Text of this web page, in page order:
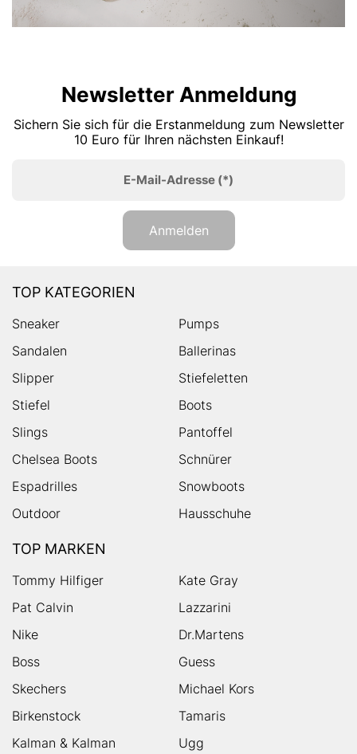
Newsletter Anmeldung
Sichern Sie sich für die Erstanmeldung zum Newsletter
10 Euro für Ihren nächsten Einkauf!
E-Mail-Adresse (*)
Anmelden
TOP KATEGORIEN
Sneaker
Pumps
Sandalen
Ballerinas
Slipper
Stiefeletten
Stiefel
Boots
Slings
Pantoffel
Chelsea Boots
Schnürer
Espadrilles
Snowboots
Outdoor
Hausschuhe
TOP MARKEN
Tommy Hilfiger
Kate Gray
Pat Calvin
Lazzarini
Nike
Dr.Martens
Boss
Guess
Skechers
Michael Kors
Birkenstock
Tamaris
Kalman & Kalman
Ugg